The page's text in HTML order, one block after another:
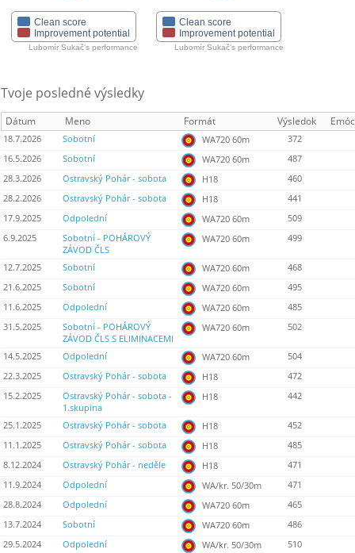
Clean score
Improvement potential
Lubomír Sukač's performance
Clean score
Improvement potential
Lubomír Sukač's performance
Tvoje posledné výsledky
Dátum Meno Formát Výsledok
18.7.2026 Sobotní WA720 60m
372
16.5.2026
Sobotní WA720 60m
487
28.3.2026
Ostravský Pohár - sobota H18
460
28.2.2026
Ostravský Pohár - sobota H18
441
17.9.2025
Odpolední WA720 60m
509
6.9.2025
Sobotní - POHÁROVÝ
ZÁVOD ČLS
WA720 60m 499
12.7.2025 Sobotní WA720 60m
468
21.6.2025
Sobotní WA720 60m
495
11.6.2025
Odpolední WA720 60m
485
31.5.2025
Sobotní - POHÁROVÝ
ZÁVOD ČLS S ELIMINACEMI
WA720 60m 502
14.5.2025 Odpolední WA720 60m
504
22.3.2025
Ostravský Pohár - sobota H18
472
15.2.2025
Ostravský Pohár - sobota -
1.skupina
H18 442
25.1.2025 Ostravský Pohár - sobota H18
452
11.1.2025
Ostravský Pohár - sobota H18
485
8.12.2024
Ostravský Pohár - neděle H18
471
11.9.2024
Odpolední WA/kr. 50/30m
471
28.8.2024
Odpolední WA720 60m
465
13.7.2024
Sobotní WA720 60m
486
29.5.2024
Odpolední WA/kr. 50/30m
510